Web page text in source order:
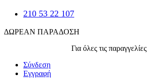
210 53 22 107
ΔΩΡΕΑΝ ΠΑΡΑΔΟΣΗ
Για όλες τις παραγγελίες
Σύνδεση
Εγγραφή